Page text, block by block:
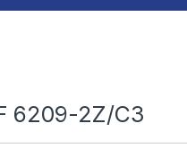
6209-2Z/C3